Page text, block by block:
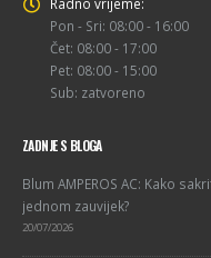
Pon - Sri: 08:00 - 16:00
Čet: 08:00 - 17:00
Pet: 08:00 - 15:00
Sub: zatvoreno
ZADNJE S BLOGA
Blum AMPEROS AC: Kako
jednom zauvijek?
20/07/2026